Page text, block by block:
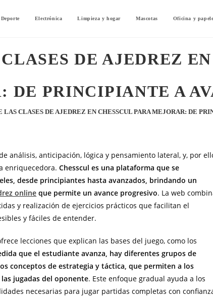
Deporte Electrónica Limpieza y hogar Mascotas Oficina y
DE AJEDREZ
DE PRINCIPIANTE A
LAS CLASES DE AJEDREZ EN CHESSCUL PARA MEJORAR: DE
análisis, anticipación, lógica y pensamiento lateral, y, por
enriquecedora.Chesscul es una plataforma que se
desde principiantes hasta avanzados, brindando un
online que permite un avance progresivo. La web
y realización de ejercicios prácticos que facilitan el
y fáciles de entender.
lecciones que explican las bases del juego, como los
que el estudiante avanza, hay diferentes grupos de
conceptos de estrategia y táctica, que permiten a los
jugadas del oponente. Este enfoque gradual ayuda a los
necesarias para jugar partidas completas con